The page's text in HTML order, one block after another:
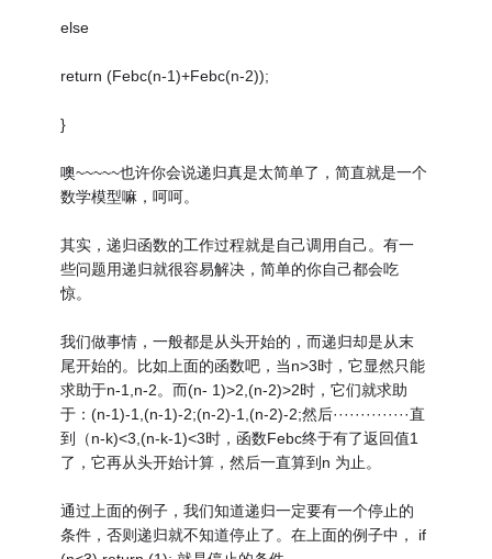
else
return (Febc(n-1)+Febc(n-2));
}
噢~~~~~也许你会说递归真是太简单了，简直就是一个
数学模型嘛，呵呵。
其实，递归函数的工作过程就是自己调用自己。有一
些问题用递归就很容易解决，简单的你自己都会吃
惊。
我们做事情，一般都是从头开始的，而递归却是从末
尾开始的。比如上面的函数吧，当n>3时，它显然只能
求助于n-1,n-2。而(n- 1)>2,(n-2)>2时，它们就求助
于：(n-1)-1,(n-1)-2;(n-2)-1,(n-2)-2;然后··············直
到（n-k)<3,(n-k-1)<3时，函数Febc终于有了返回值1
了，它再从头开始计算，然后一直算到n 为止。
通过上面的例子，我们知道递归一定要有一个停止的
条件，否则递归就不知道停止了。在上面的例子中， if